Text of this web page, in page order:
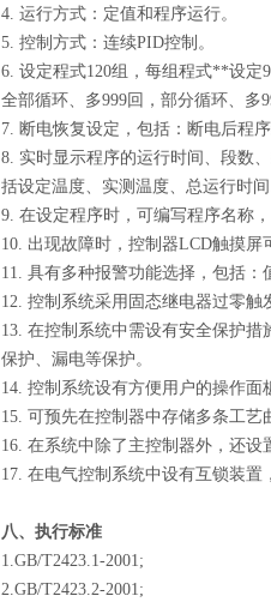
4. 运行方式：定值和程序运行。
5. 控制方式：连续PID控制。
6. 设定程式120组，每组程式**设定
全部循环、多999回，部分循环、多
7. 断电恢复设定，包括：断电后程
8. 实时显示程序的运行时间、段数
括设定温度、实测温度、总运行时
9. 在设定程序时，可编写程序名称，
10. 出现故障时，控制器LCD触摸屏
11. 具有多种报警功能选择，包括：
12. 控制系统采用固态继电器过零触
13. 在控制系统中需设有安全保护
保护、漏电等保护。
14. 控制系统设有方便用户的操作面
15. 可预先在控制器中存储多条工艺
16. 在系统中除了主控制器外，还
17. 在电气控制系统中设有互锁装
八、执行标准
1.GB/T2423.1-2001;
2.GB/T2423.2-2001;